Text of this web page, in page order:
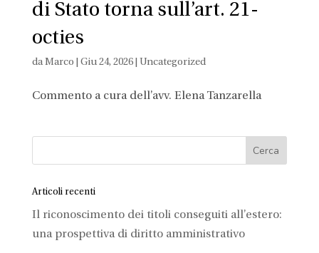
di Stato torna sull’art. 21-
octies
daMarco Giu 24, 2026| Uncategorized
Commento a cura dell’avv. Elena Tanzarella
Articoli recenti
Il riconoscimento dei titoli conseguiti all’estero:
una prospettiva di diritto amministrativo